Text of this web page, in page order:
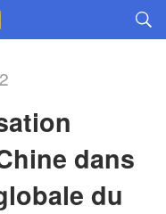
dans
du